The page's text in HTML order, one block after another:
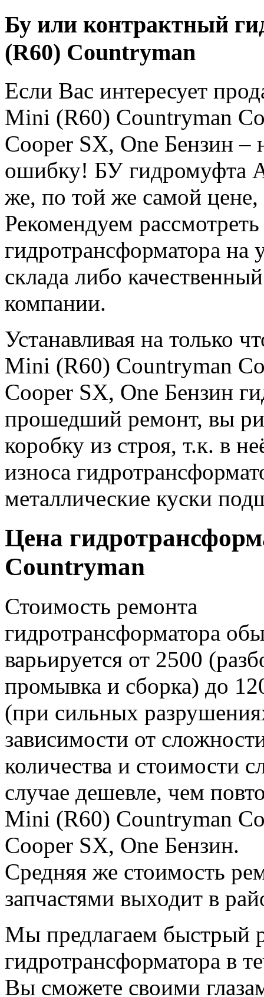
Бу или контрактный
(R60) Countryman
Если Вас интересует
Mini (R60) Countryman
Cooper SX, One Бензин –
ошибку! БУ гидромуфта
же, по той же самой
Рекомендуем
гидротрансформатора на
склада либо
компании.
Устанавливая на только
Mini (R60) Countryman
Cooper SX, One Бензин
прошедший ремонт, вы
коробку из строя, т.к. в
износа
металлические куски
Цена
Countryman
Стоимость ремонта
гидротрансформатора
варьируется от 2500
промывка и сборка) до
(при сильных
зависимости от
количества и стоимости
случае дешевле, чем
Mini (R60) Countryman
Cooper SX, One Бензин.
Средняя же стоимость
запчастями выходит в
Мы предлагаем быстрый
гидротрансформатора в
Вы сможете своими